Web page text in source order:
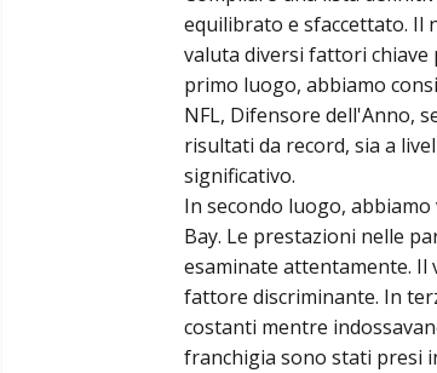
equilibrato e sfaccettato. Il
valuta diversi fattori
primo luogo, abbiamo
NFL, Difensore dell'Anno,
risultati da record, sia a
significativo.
In secondo luogo,
Bay. Le prestazioni nelle
esaminate attentamente.
fattore discriminante. In
costanti mentre
franchigia sono stati presi